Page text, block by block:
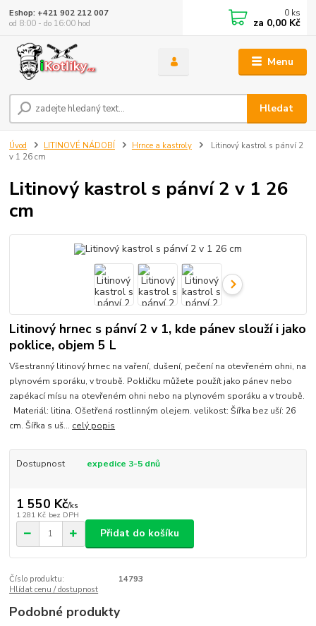
Menu
Hledat
Eshop: +421 902 212 007
od 8:00 - do 16:00 hod
0 ks
za 0,00 Kč
Úvod LITINOVÉ NÁDOBÍ Hrnce a kastroly
Litinový kastrol s pánví 2
v 1 26 cm
Litinový kastrol s pánví 2 v 1 26
cm
Litinový hrnec s pánví 2 v 1, kde pánev slouží i jako
poklice, objem 5 L
Všestranný litinový hrnec na vaření, dušení, pečení na otevřeném ohni, na
plynovém sporáku, v troubě. Pokličku můžete použít jako pánev nebo
zapékací mísu na otevřeném ohni nebo na plynovém sporáku a v troubě.
Materiál: litina. Ošetřená rostlinným olejem. velikost: Šířka bez uší: 26
cm. Šířka s uš... celý popis
Dostupnost expedice 3-5 dnů
1 550 Kč/ks
1 281 Kč bez DPH
Přidat do košíku
Číslo produktu:
14793
Hlídat cenu / dostupnost
Podobné produkty